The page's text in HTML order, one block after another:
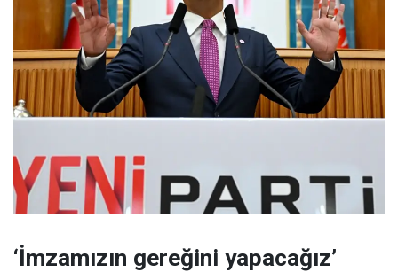
‘İmzamızın gereğini yapacağız’